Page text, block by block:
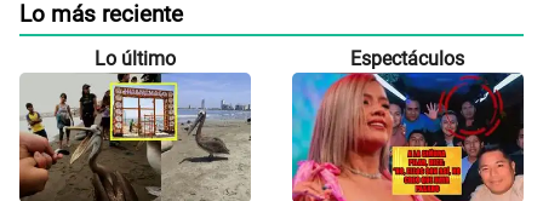
Lo más reciente
Lo último Espectáculos